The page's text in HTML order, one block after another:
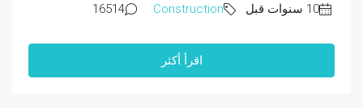
Construction
16514
اقرأ أكثر